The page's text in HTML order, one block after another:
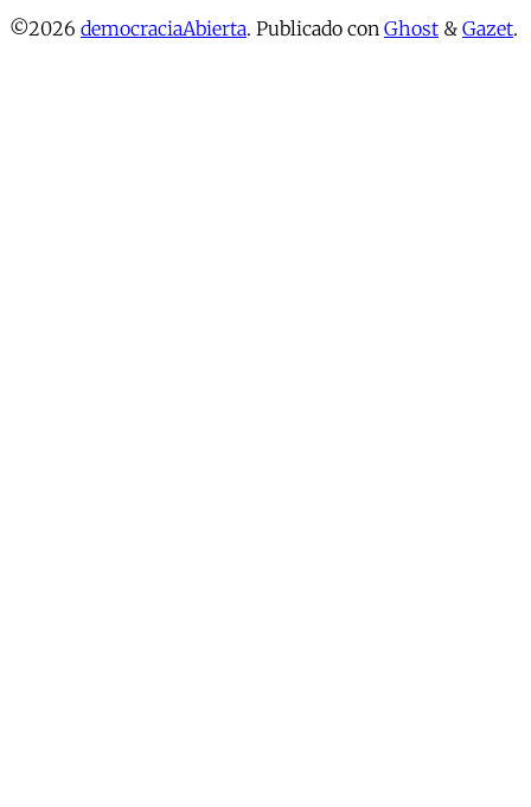
©2026 democraciaAbierta. Publicado con Ghost & Gazet.